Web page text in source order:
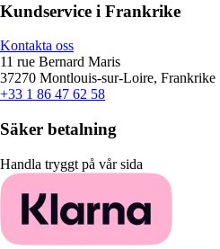
Kundservice i Frankrike
Kontakta oss
11 rue Bernard Maris
37270 Montlouis-sur-Loire, Frankrike
+33 1 86 47 62 58
Säker betalning
Handla tryggt på vår sida